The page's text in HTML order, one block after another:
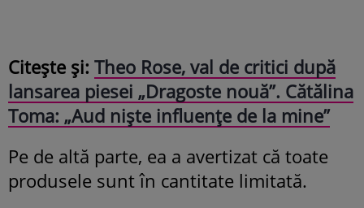
Citește și: Theo Rose, val de critici după
lansarea piesei „Dragoste nouă”. Cătălina
Toma: „Aud niște influențe de la mine”
Pe de altă parte, ea a avertizat că toate
produsele sunt în cantitate limitată.